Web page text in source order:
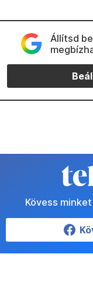
Állítsd
Kövess